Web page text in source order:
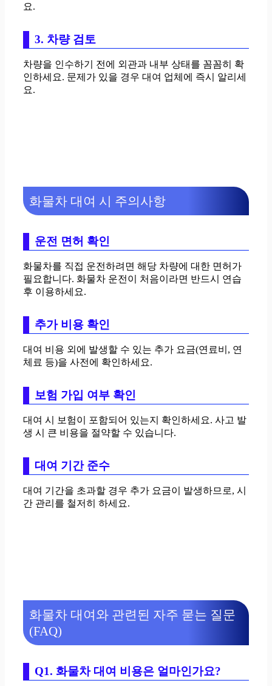
요.
3. 차량 검토
차량을 인수하기 전에 외관과 내부 상태를 꼼꼼히 확
인하세요. 문제가 있을 경우 대여 업체에 즉시 알리세
요.
화물차 대여 시 주의사항
운전 면허 확인
화물차를 직접 운전하려면 해당 차량에 대한 면허가
필요합니다. 화물차 운전이 처음이라면 반드시 연습
후 이용하세요.
추가 비용 확인
대여 비용 외에 발생할 수 있는 추가 요금(연료비, 연
체료 등)을 사전에 확인하세요.
보험 가입 여부 확인
대여 시 보험이 포함되어 있는지 확인하세요. 사고 발
생 시 큰 비용을 절약할 수 있습니다.
대여 기간 준수
대여 기간을 초과할 경우 추가 요금이 발생하므로, 시
간 관리를 철저히 하세요.
화물차 대여와 관련된 자주 묻는 질문
(FAQ)
Q1. 화물차 대여 비용은 얼마인가요?